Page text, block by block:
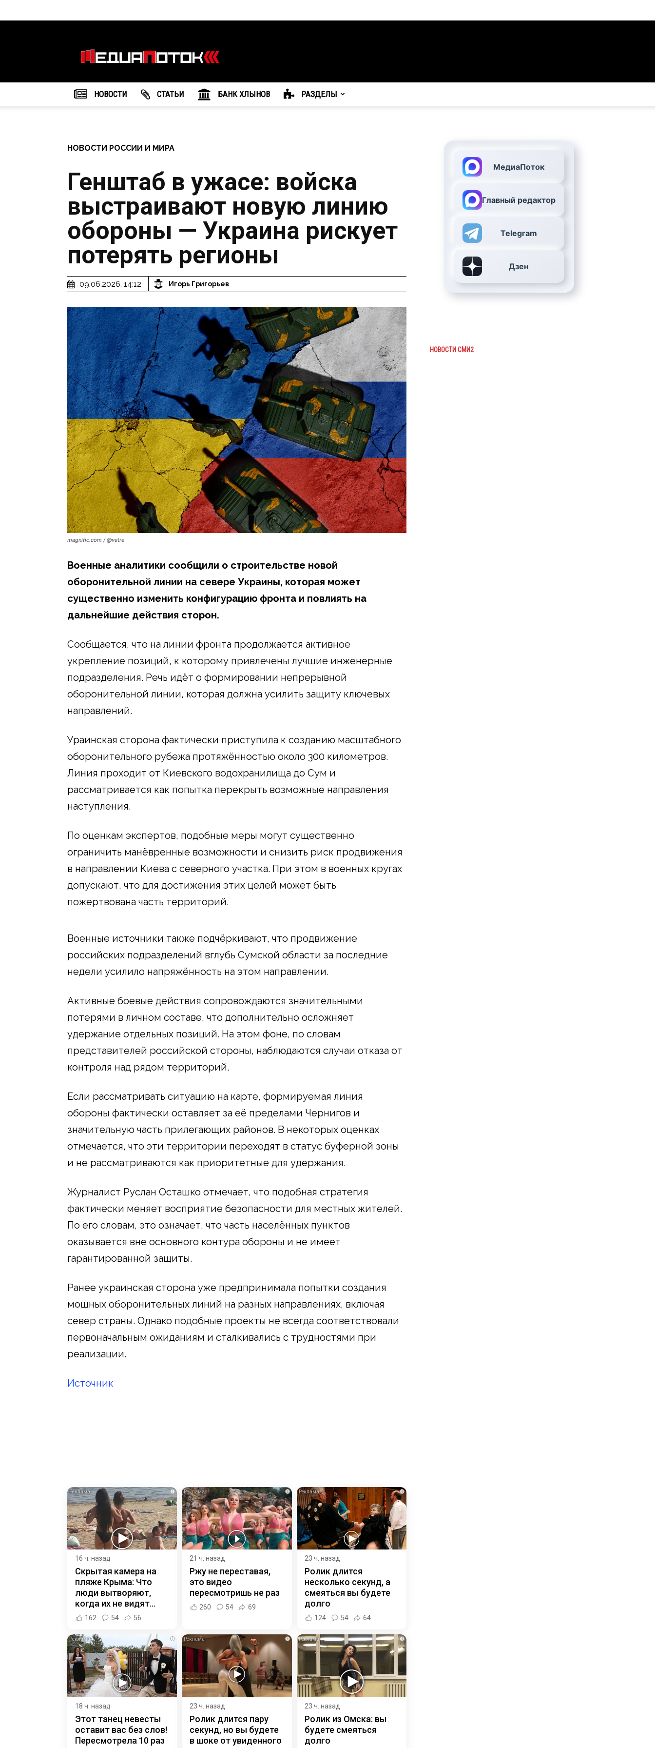
агентство
"МедиаПоток"
НОВОСТИ CТАТЬИ БАНК ХЛЫНОВ РАЗДЕЛЫ
НОВОСТИ РОССИИ И МИРА
Генштаб в ужасе: войска
выстраивают новую линию
обороны — Украина рискует
потерять регионы
09.06.2026, 14:12 Игорь Григорьев
magnific.com / @vetre
Военные аналитики сообщили о строительстве новой
оборонительной линии на севере Украины, которая может
существенно изменить конфигурацию фронта и повлиять на
дальнейшие действия сторон.
Сообщается, что на линии фронта продолжается активное
укрепление позиций, к которому привлечены лучшие инженерные
подразделения. Речь идёт о формировании непрерывной
оборонительной линии, которая должна усилить защиту ключевых
направлений.
Ураинская сторона фактически приступила к созданию масштабного
оборонительного рубежа протяжённостью около 300 километров.
Линия проходит от Киевского водохранилища до Сум и
рассматривается как попытка перекрыть возможные направления
наступления.
По оценкам экспертов, подобные меры могут существенно
ограничить манёвренные возможности и снизить риск продвижения
в направлении Киева с северного участка. При этом в военных кругах
допускают, что для достижения этих целей может быть
пожертвована часть территорий.
Военные источники также подчёркивают, что продвижение
российских подразделений вглубь Сумской области за последние
недели усилило напряжённость на этом направлении.
Активные боевые действия сопровождаются значительными
потерями в личном составе, что дополнительно осложняет
удержание отдельных позиций. На этом фоне, по словам
представителей российской стороны, наблюдаются случаи отказа от
контроля над рядом территорий.
Если рассматривать ситуацию на карте, формируемая линия
обороны фактически оставляет за её пределами Чернигов и
значительную часть прилегающих районов. В некоторых оценках
отмечается, что эти территории переходят в статус буферной зоны
и не рассматриваются как приоритетные для удержания.
Журналист Руслан Осташко отмечает, что подобная стратегия
фактически меняет восприятие безопасности для местных жителей.
По его словам, это означает, что часть населённых пунктов
оказывается вне основного контура обороны и не имеет
гарантированной защиты.
Ранее украинская сторона уже предпринимала попытки создания
мощных оборонительных линий на разных направлениях, включая
север страны. Однако подобные проекты не всегда соответствовали
первоначальным ожиданиям и сталкивались с трудностями при
реализации.
Источник
i
16 ч. назад
Скрытая камера на
пляже Крыма: Что
люди вытворяют,
когда их не видят...
162 54 56
i
21 ч. назад
Ржу не переставая,
это видео
пересмотришь не раз
260 54 69
i
23 ч. назад
Ролик длится
несколько секунд, а
смеяться вы будете
долго
124 54 64
i
18 ч. назад
Этот танец невесты
оставит вас без слов!
Пересмотрела 10 раз
i
23 ч. назад
Ролик длится пару
секунд, но вы будете
в шоке от увиденного
i
23 ч. назад
Ролик из Омска: вы
будете смеяться
долго
МедиаПоток
Главный редактор
Telegram
Дзен
НОВОСТИ СМИ2